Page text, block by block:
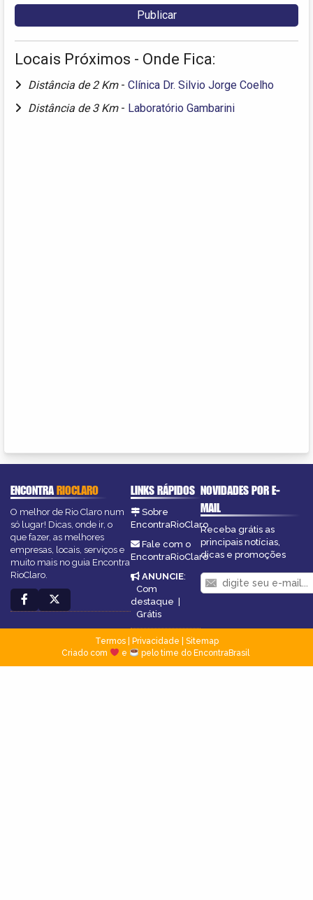
Locais Próximos - Onde Fica:
Distância de 2 Km - Clínica Dr. Silvio Jorge Coelho
Distância de 3 Km - Laboratório Gambarini
ENCONTRARIOCLARO
O melhor de Rio Claro num
só lugar! Dicas, onde ir, o
que fazer, as melhores
empresas, locais, serviços e
muito mais no guia Encontra
RioClaro.
LINKS RÁPIDOS
Sobre
EncontraRioClaro
Fale com o
EncontraRioClaro
ANUNCIE:
Com
destaque
Grátis
NOVIDADES POR E-
MAIL
Receba grátis as
principais notícias,
dicas e promoções
Termos| Privacidade
Sitemap
Criado com
e pelo time do EncontraBrasil